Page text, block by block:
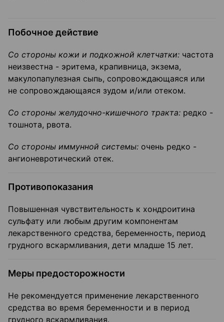
Побочное действие
Со стороны кожи и подкожной клетчатки: частота
неизвестна - эритема, крапивница, экзема,
макулопапулезная сыпь, сопровождающаяся или
не сопровождающаяся зудом и/или отеком.
Со стороны желудочно-кишечного тракта: редко -
тошнота, рвота.
Со стороны иммунной системы: очень редко -
ангионевротический отек.
Противопоказания
Повышенная чувствительность к хондроитина
сульфату или любым другим компонентам
лекарственного средства, беременность, период
грудного вскармливания, дети младше 15 лет.
Меры предосторожности
Не рекомендуется применение лекарственного
средства во время беременности и в период
грудного вскармливания.